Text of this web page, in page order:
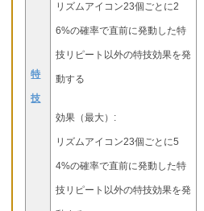
特
技
リズムアイコン23個ごとに2
6%の確率で直前に発動した特
技リピート以外の特技効果を発
動する
効果（最大）:
リズムアイコン23個ごとに5
4%の確率で直前に発動した特
技リピート以外の特技効果を発